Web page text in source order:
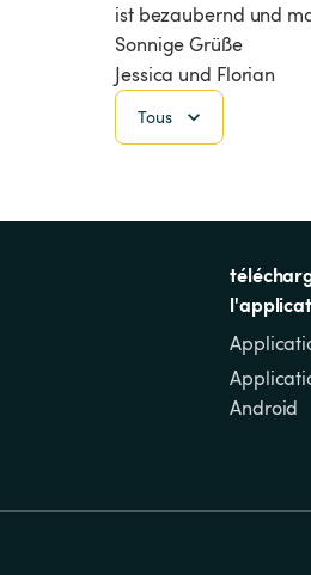
ist bezaubernd und
Sonnige Grüße
Jessica und Florian
Tous
Android